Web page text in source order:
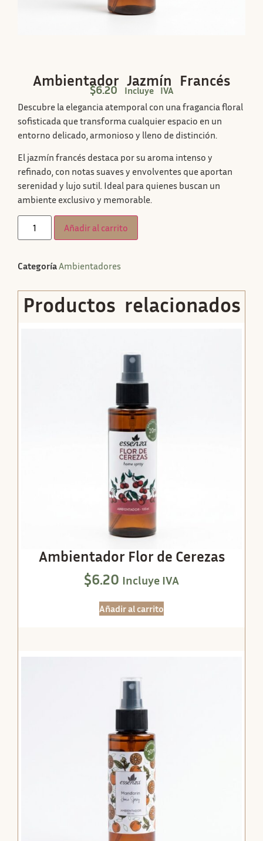
Ambientador Jazmín Francés
$6.20
Incluye IVA
Descubre la elegancia atemporal con una fragancia floral
sofisticada que transforma cualquier espacio en un
entorno delicado, armonioso y lleno de distinción.
El jazmín francés destaca por su aroma intenso y
refinado, con notas suaves y envolventes que aportan
serenidad y lujo sutil. Ideal para quienes buscan un
ambiente exclusivo y memorable.
Añadir al carrito
CategoríaAmbientadores
Productos relacionados
Ambientador Flor de Cerezas
$6.20 Incluye IVA
Añadir al carrito